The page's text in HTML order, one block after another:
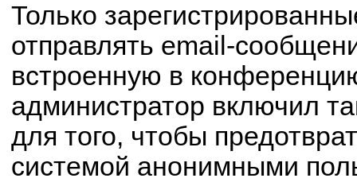
Только
отправлять email-
встроенную в
администратор включил
для того, чтобы
системой анонимными